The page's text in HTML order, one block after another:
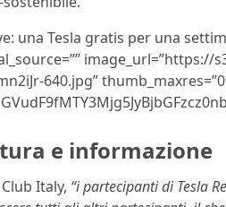
una Tesla gratis per una
image_url=”https://
640.jpg”
e informazione
Italy, “i partecipanti di Tesla